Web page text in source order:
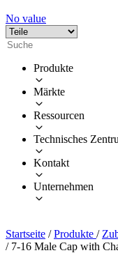
No value
Produkte
Märkte
Ressourcen
Technisches
Kontakt
Unternehmen
Startseite / Produkte /
/ 7-16 Male Cap with